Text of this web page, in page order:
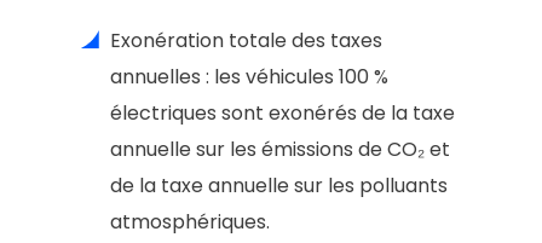
Exonération totale des taxes
annuelles : les véhicules 100 %
électriques sont exonérés de la taxe
annuelle sur les émissions de CO₂ et
de la taxe annuelle sur les polluants
atmosphériques.